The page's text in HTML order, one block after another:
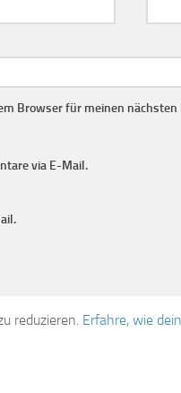
Browser für meinen
via E-Mail.
reduzieren. Erfahre, wie